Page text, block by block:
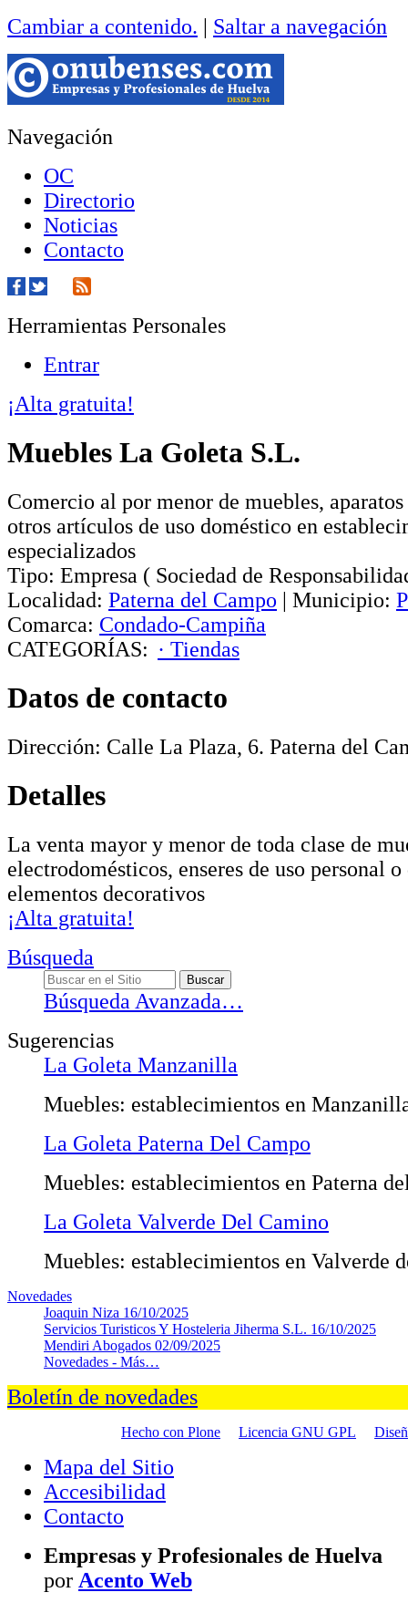
Cambiar a contenido. | Saltar a navegación
Navegación
OC
Directorio
Noticias
Contacto
Herramientas Personales
Entrar
¡Alta gratuita!
Muebles La Goleta S.L.
Comercio al por menor de muebles,
otros artículos de uso doméstico en
especializados
Tipo: Empresa ( Sociedad de
Localidad: Paterna del Campo | Municipio:
Comarca: Condado-Campiña
CATEGORÍAS: · Tiendas
Datos de contacto
Dirección: Calle La Plaza, 6. Paterna del
Detalles
La venta mayor y menor de toda clase de
electrodomésticos, enseres de uso personal
elementos decorativos
¡Alta gratuita!
Búsqueda
Búsqueda Avanzada…
Sugerencias
La Goleta Manzanilla
Muebles: establecimientos en
La Goleta Paterna Del Campo
Muebles: establecimientos en Paterna
La Goleta Valverde Del Camino
Muebles: establecimientos en Valverde
Novedades
Joaquin Niza 16/10/2025
Servicios Turisticos Y Hosteleria Jiherma S.L. 16/10/2025
Mendiri Abogados 02/09/2025
Novedades - Más…
Boletín de novedades
Hecho con Plone Licencia GNU GPL
Mapa del Sitio
Accesibilidad
Contacto
Empresas y Profesionales de Huelva
por Acento Web